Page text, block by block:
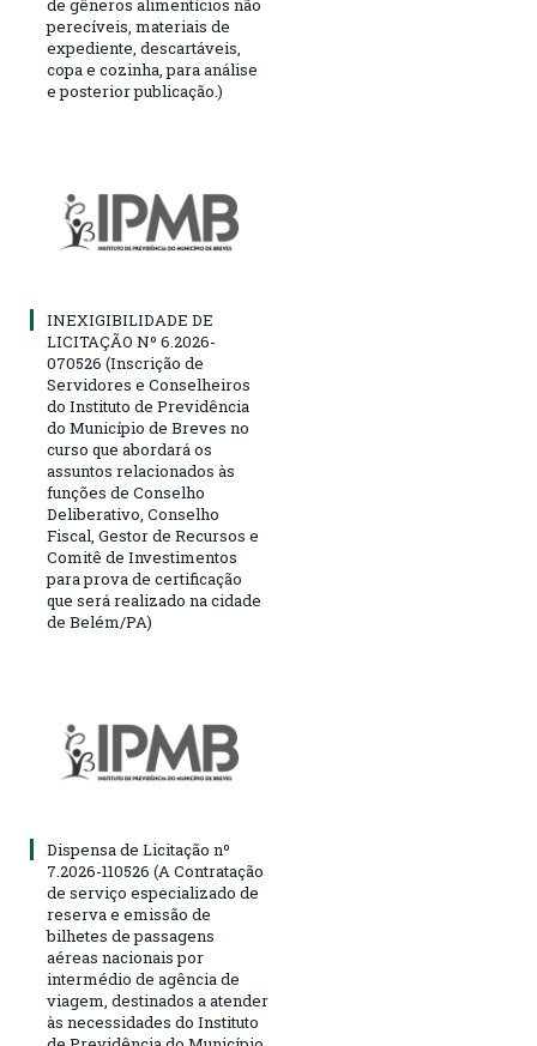
de gêneros alimentícios não
perecíveis, materiais de
expediente, descartáveis,
copa e cozinha, para análise
e posterior publicação.)
INEXIGIBILIDADE DE
LICITAÇÃO Nº 6.2026-
070526 (Inscrição de
Servidores e Conselheiros
do Instituto de Previdência
do Município de Breves no
curso que abordará os
assuntos relacionados às
funções de Conselho
Deliberativo, Conselho
Fiscal, Gestor de Recursos e
Comitê de Investimentos
para prova de certificação
que será realizado na cidade
de Belém/PA)
Dispensa de Licitação nº
7.2026-110526 (A Contratação
de serviço especializado de
reserva e emissão de
bilhetes de passagens
aéreas nacionais por
intermédio de agência de
viagem, destinados a atender
às necessidades do Instituto